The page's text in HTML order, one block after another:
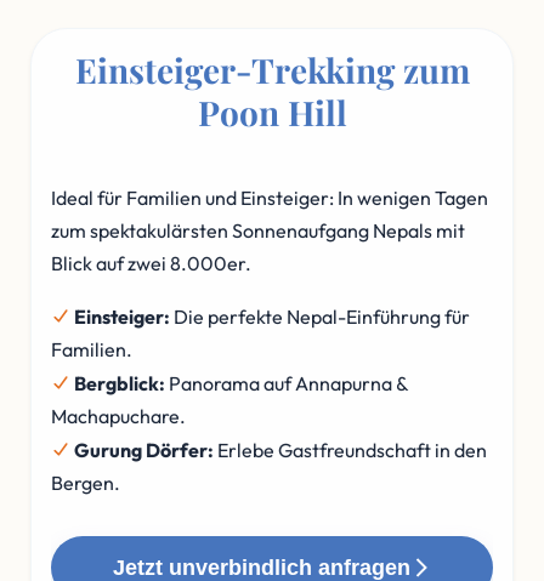
Einsteiger-Trekking zum
Poon Hill
Ideal für Familien und Einsteiger: In wenigen Tagen
zum spektakulärsten Sonnenaufgang Nepals mit
Blick auf zwei 8.000er.
Einsteiger: Die perfekte Nepal-Einführung für
Familien.
Bergblick: Panorama auf Annapurna &
Machapuchare.
Gurung Dörfer: Erlebe Gastfreundschaft in den
Bergen.
Jetzt unverbindlich anfragen